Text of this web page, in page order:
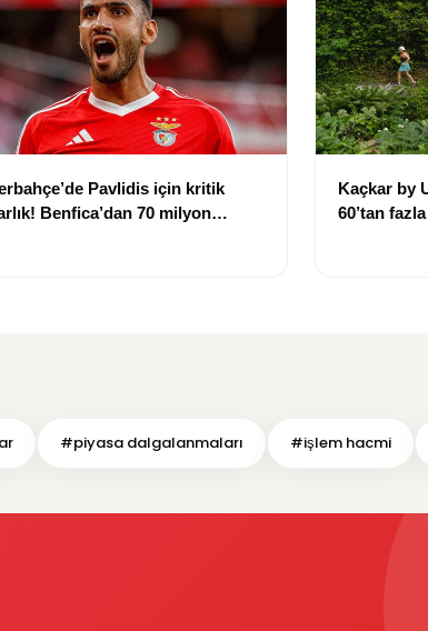
Pavlidis için kritik
Benfica’dan 70 milyon
Kaçkar by
60’tan
#piyasa dalgalanmaları #işlem hacmi